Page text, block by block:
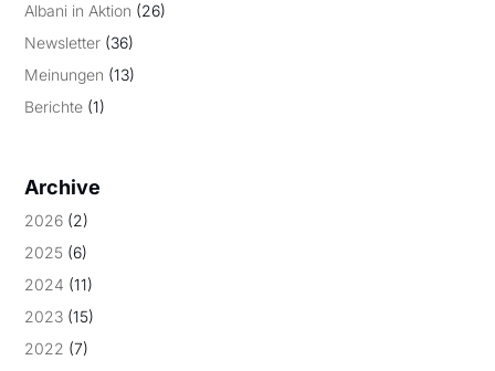
Albani in Aktion (26)
Newsletter (36)
Meinungen (13)
Berichte (1)
Archive
2026 (2)
2025 (6)
2024 (11)
2023 (15)
2022 (7)